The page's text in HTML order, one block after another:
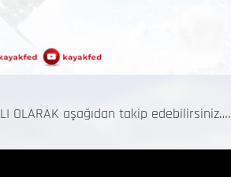
OLARAK aşağıdan takip edebilirsiniz….